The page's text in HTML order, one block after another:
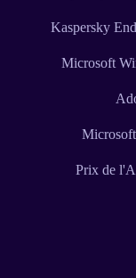
Kaspersky
Microsoft
Prix de